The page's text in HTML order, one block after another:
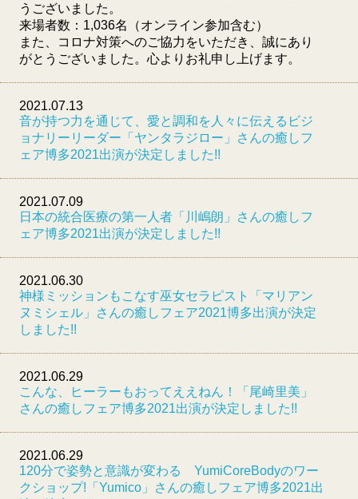
うございました。
来場者数：1,036名（オンライン参加含む）
また、コロナ対策へのご協力をいただき、誠にあり
がとうございました。心よりお礼申し上げます。
2021.07.13
音が持つ力を通じて、愛と調和を人々に伝えるビジ
ョナリーリーダー「ヤンタラジロー」さんの癒しフ
ェア博多2021出演が決定しました!!
2021.07.09
日本の統合医療の第一人者「川嶋朗」さんの癒しフ
ェア博多2021出演が決定しました!!
2021.06.30
神様ミッションもこなす巫女セラピスト「マリアン
ヌミシェル」さんの癒しフェア2021博多出演が決定
しました!!
2021.06.29
こんな、ヒーラーもおってええねん！「尾崎里美」
さんの癒しフェア博多2021出演が決定しました!!
2021.06.29
120分で姿勢と意識が変わる YumiCoreBodyのワー
クショップ!「Yumico」さんの癒しフェア博多2021出